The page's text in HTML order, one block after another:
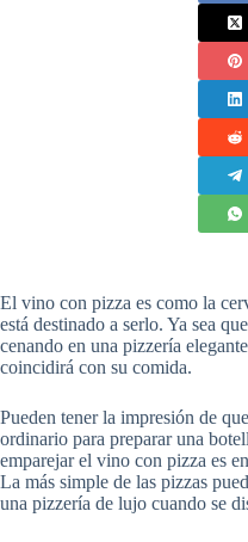
El vino con pizza es como la
está destinado a serlo. Ya sea
cenando en una pizzería
coincidirá con su comida.
Pueden tener la impresión de
ordinario para preparar una
emparejar el vino con pizza es
La más simple de las pizzas
una pizzería de lujo cuando se